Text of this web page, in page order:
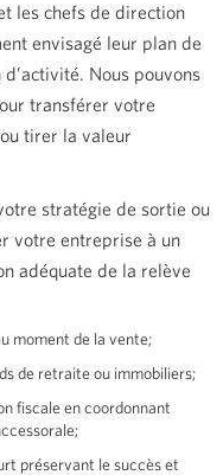
les chefs de direction
envisagé leur plan de
Nous pouvons
transférer votre
tirer la valeur
stratégie de sortie ou
votre entreprise à un
adéquate de la relève
moment de la vente;
de retraite ou immobiliers;
fiscale en coordonnant
préservant le succès et